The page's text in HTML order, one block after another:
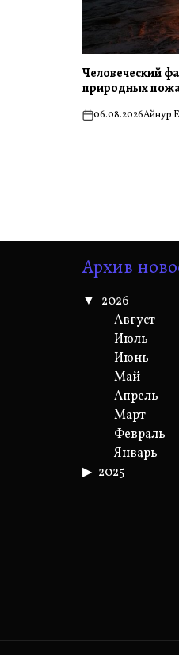
Человеческий
природных
on06.08.2026Айнур
Архив
2026
Август
Июль
Июнь
Май
Апрель
Март
Февраль
Январь
2025